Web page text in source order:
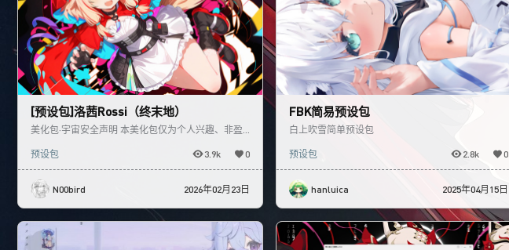
[预设包]洛茜Rossi（终末地）
美化包·宇宙安全声明 本美化包仅为个人兴趣、非盈
于网络收集整理
预设包 3.9k 0
N00bird 2026年02月23日
FBK简易预设包
白上吹雪简单预设包
预设包 2.8k 0
hanluica 2025年04月15日